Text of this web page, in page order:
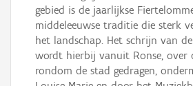
gebied is de jaarlijkse
middeleeuwse traditie die sterk
het landschap. Het schrijn van
wordt hierbij vanuit Ronse, over
rondom de stad gedragen,